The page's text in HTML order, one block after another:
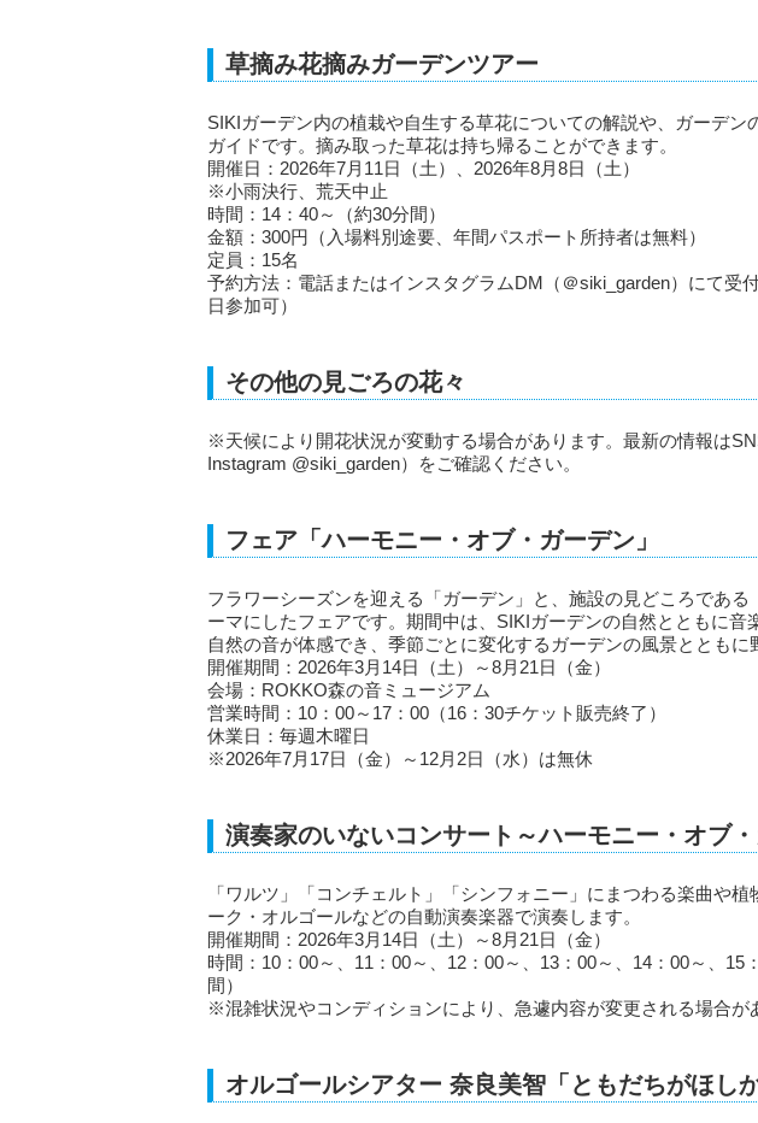
草摘み花摘みガーデンツアー
SIKIガーデン内の植栽や自生する草花についての解説や、ガーデン
ガイドです。摘み取った草花は持ち帰ることができます。
開催日：2026年7月11日（土）、2026年8月8日（土）
※小雨決行、荒天中止
時間：14：40～（約30分間）
金額：300円（入場料別途要、年間パスポート所持者は無料）
定員：15名
予約方法：電話またはインスタグラムDM（＠siki_garden）にて受
日参加可）
その他の見ごろの花々
※天候により開花状況が変動する場合があります。最新の情報は
Instagram @siki_garden）をご確認ください。
フェア「ハーモニー・オブ・ガーデン」
フラワーシーズンを迎える「ガーデン」と、施設の見どころであ
ーマにしたフェアです。期間中は、SIKIガーデンの自然とともに音
自然の音が体感でき、季節ごとに変化するガーデンの風景とともに
開催期間：2026年3月14日（土）～8月21日（金）
会場：ROKKO森の音ミュージアム
営業時間：10：00～17：00（16：30チケット販売終了）
休業日：毎週木曜日
※2026年7月17日（金）～12月2日（水）は無休
演奏家のいないコンサート～ハーモニー・オブ
「ワルツ」「コンチェルト」「シンフォニー」にまつわる楽曲や
ーク・オルゴールなどの自動演奏楽器で演奏します。
開催期間：2026年3月14日（土）～8月21日（金）
時間：10：00～、11：00～、12：00～、13：00～、14：00～、15
間）
※混雑状況やコンディションにより、急遽内容が変更される場合が
オルゴールシアター 奈良美智「ともだちがほし